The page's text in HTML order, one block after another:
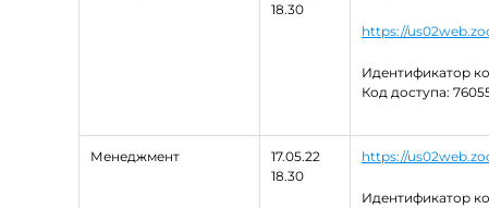
18.30
https://
Идентификатор
Код доступа:
Менеджмент
17.05.22
18.30
https://
Идентификатор